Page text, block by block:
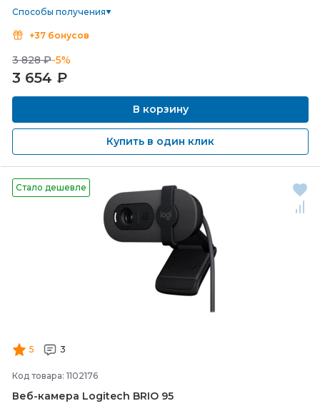
Способы получения
+37 бонусов
3 828 ₽-5%
3 654 ₽
В корзину
Купить в один клик
Стало дешевле
5 3
Код товара: 1102176
Веб-камера Logitech BRIO 95